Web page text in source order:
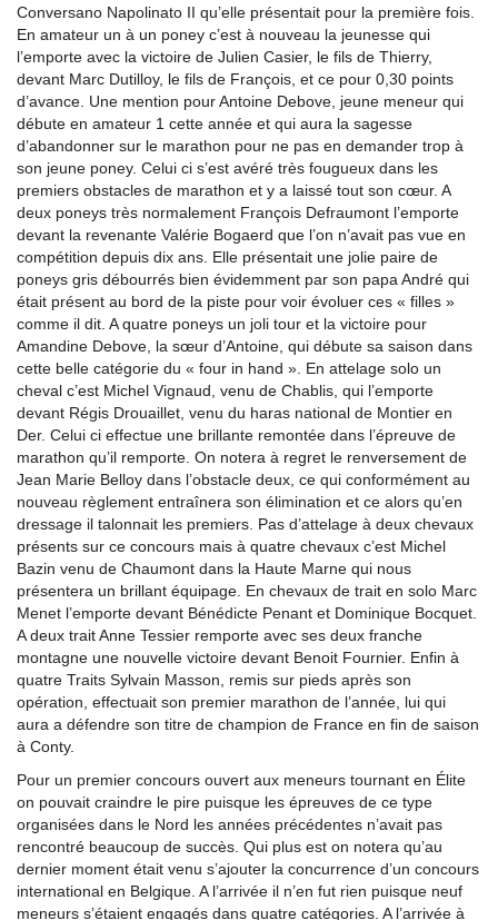
Conversano Napolinato II qu’elle présentait pour la première fois.
En amateur un à un poney c’est à nouveau la jeunesse qui
l’emporte avec la victoire de Julien Casier, le fils de Thierry,
devant Marc Dutilloy, le fils de François, et ce pour 0,30 points
d’avance. Une mention pour Antoine Debove, jeune meneur qui
débute en amateur 1 cette année et qui aura la sagesse
d’abandonner sur le marathon pour ne pas en demander trop à
son jeune poney. Celui ci s’est avéré très fougueux dans les
premiers obstacles de marathon et y a laissé tout son cœur. A
deux poneys très normalement François Defraumont l’emporte
devant la revenante Valérie Bogaerd que l’on n’avait pas vue en
compétition depuis dix ans. Elle présentait une jolie paire de
poneys gris débourrés bien évidemment par son papa André qui
était présent au bord de la piste pour voir évoluer ces « filles »
comme il dit. A quatre poneys un joli tour et la victoire pour
Amandine Debove, la sœur d’Antoine, qui débute sa saison dans
cette belle catégorie du « four in hand ». En attelage solo un
cheval c’est Michel Vignaud, venu de Chablis, qui l’emporte
devant Régis Drouaillet, venu du haras national de Montier en
Der. Celui ci effectue une brillante remontée dans l’épreuve de
marathon qu’il remporte. On notera à regret le renversement de
Jean Marie Belloy dans l’obstacle deux, ce qui conformément au
nouveau règlement entraînera son élimination et ce alors qu’en
dressage il talonnait les premiers. Pas d’attelage à deux chevaux
présents sur ce concours mais à quatre chevaux c’est Michel
Bazin venu de Chaumont dans la Haute Marne qui nous
présentera un brillant équipage. En chevaux de trait en solo Marc
Menet l’emporte devant Bénédicte Penant et Dominique Bocquet.
A deux trait Anne Tessier remporte avec ses deux franche
montagne une nouvelle victoire devant Benoit Fournier. Enfin à
quatre Traits Sylvain Masson, remis sur pieds après son
opération, effectuait son premier marathon de l’année, lui qui
aura a défendre son titre de champion de France en fin de saison
à Conty.
Pour un premier concours ouvert aux meneurs tournant en Élite
on pouvait craindre le pire puisque les épreuves de ce type
organisées dans le Nord les années précédentes n’avait pas
rencontré beaucoup de succès. Qui plus est on notera qu’au
dernier moment était venu s’ajouter la concurrence d’un concours
international en Belgique. A l’arrivée il n’en fut rien puisque neuf
meneurs s’étaient engagés dans quatre catégories. A l’arrivée à